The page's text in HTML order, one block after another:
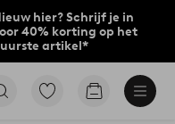
hier? Schrijf je in
40% korting op het
artikel*
Ga
Go